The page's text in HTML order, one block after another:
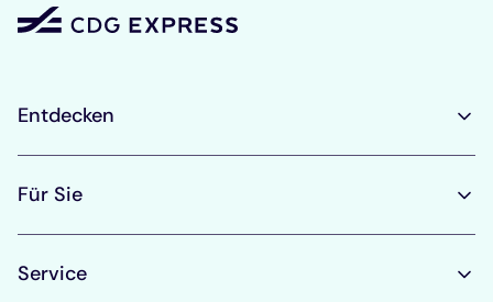
Entdecken
Für Sie
Service